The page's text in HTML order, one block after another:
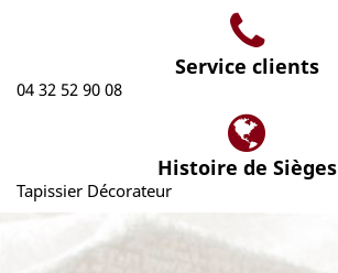
Service clients
04 32 52 90 08
Histoire de Sièges
Tapissier Décorateur